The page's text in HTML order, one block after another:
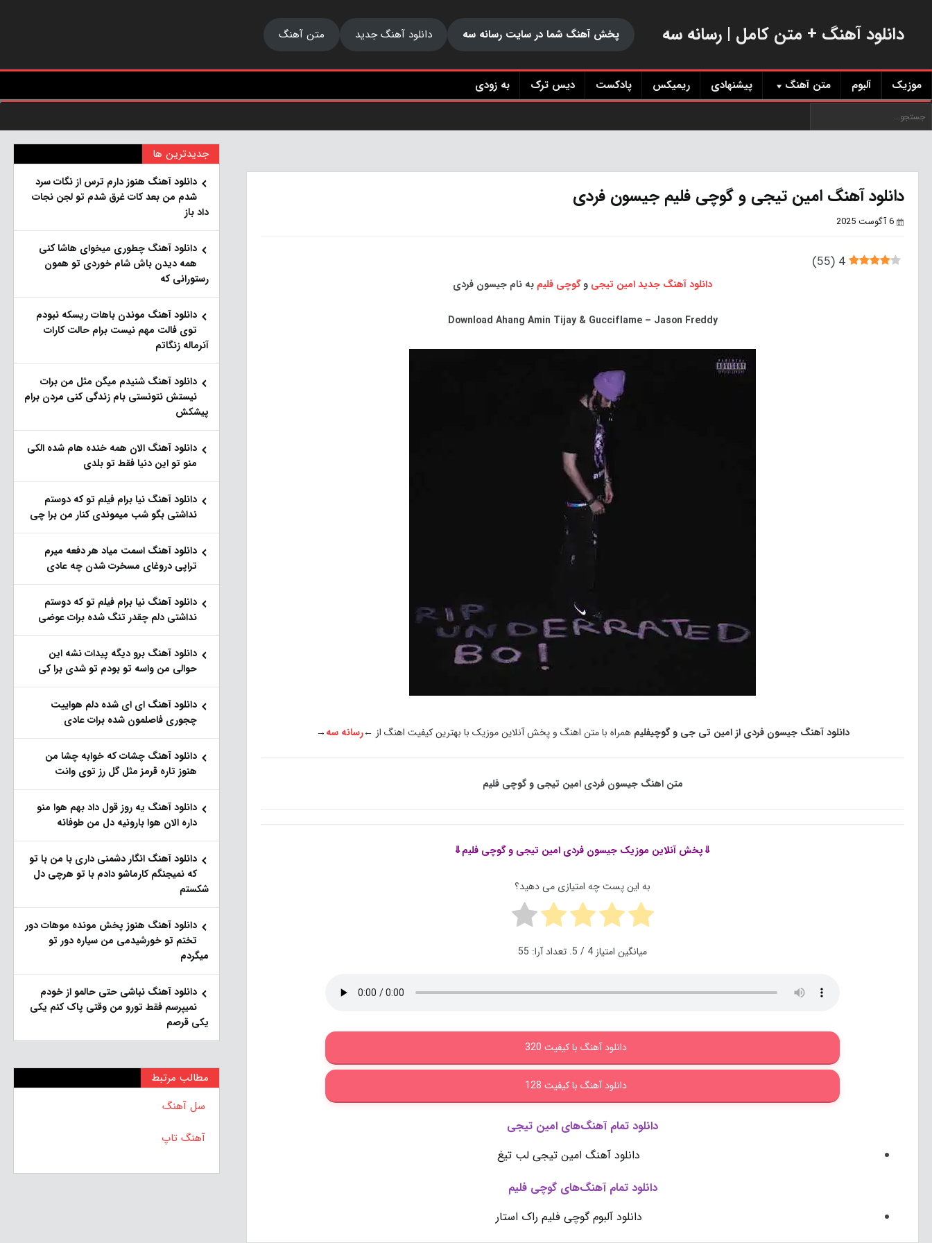
دانلود آهنگ + متن کامل | رسانه سه پخش آهنگ شما در سایت رسانه سه دانلود آهنگ جدید متن آهنگ
موزیک آلبوم متن آهنگ پیشنهادی ریمیکس پادکست دیس ترک به زودی
دانلود آهنگ امین تیجی و گوچی فلیم جیسون فردی
6 آگوست 2025
4
(
55
)
دانلود آهنگ جدیدامین تیجی وگوچی فلیم به نام جیسون فردی
Download Ahang Amin Tijay & Gucciflame – Jason Freddy
دانلود آهنگ جیسون فردی از امین تی جی و گوچیفلیمهمراه با متن اهنگ و پخش آنلاین موزیک با بهترین کیفیت اهنگ از ←رسانه سه→
متن اهنگ جیسون فردی امین تیجی و گوچی فلیم
⇓پخش آنلاین موزیک جیسون فردی امین تیجی و گوچی فلیم⇓
به این پست چه امتیازی می دهید؟
میانگین امتیاز 4 / 5. تعداد آرا: 55
دانلود آهنگ با کیفیت 320
دانلود آهنگ با کیفیت 128
دانلود تمام آهنگ‌های امین تیجی
دانلود آهنگ امین تیجی لب تیغ
دانلود تمام آهنگ‌های گوچی فلیم
دانلود آلبوم گوچی فلیم راک استار
جدیدترین ها
دانلود آهنگ هنو‌ز دارم ترس از نگات سرد
شدم من بعد کات غرق شدم تو لجن نجات
داد باز
دانلود آهنگ چطوری میخوای هاشا کنی
همه دیدن باش شام خوردی تو همون
رستورانی که
دانلود آهنگ موندن باهات ریسکه نبودم
توی فالت مهم نیست برام حالت کارات
آنرماله زنگاتم
دانلود آهنگ شنیدم میگن مثل من برات
نیستش نتونستی بام زندگی کنی مردن برام
پیشکش
دانلود آهنگ الان همه خنده هام شده الکی
منو تو این دنیا فقط تو بلدی
دانلود آهنگ نیا برام فیلم تو‌ که دوستم
نداشتی بگو شب میموندی کنار من برا چی
دانلود آهنگ اسمت میاد هر دفعه میرم
تراپی دروغای مسخرت شدن چه عادی
دانلود آهنگ نیا برام فیلم تو‌ که دوستم
نداشتی دلم چقدر تنگ شده برات عوضی
دانلود آهنگ برو دیگه پیدات نشه این
حوالی من واسه تو‌ بودم تو شدی برا کی
دانلود آهنگ ای ای شده دلم هواییت
چجوری فاصلمون شده برات عادی
دانلود آهنگ چشات که خوابه چشا من
هنوز تاره قرمز مثل گل رز توی وانت
دانلود آهنگ یه روز قول داد بهم هوا منو
داره الان هوا بارونیه دل من طوفانه
دانلود آهنگ انگار دشمنی داری با من با تو
که نمیجنگم کارماشو دادم با تو هرچی دل
شکستم
دانلود آهنگ هنوز پخش مونده موهات دور
تختم تو خورشیدمی من سیاره دور تو
میگردم
دانلود آهنگ نباشی حتی حالمو از خودم
نمیپرسم فقط تورو من وقتی پاک کنم یکی
یکی قرصم
مطالب مرتبط
سل آهنگ
آهنگ تاپ